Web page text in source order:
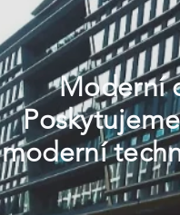
Moderní
moderní